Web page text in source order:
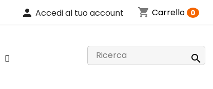
person Accedi al tuo account shopping_cart Carrello 0
